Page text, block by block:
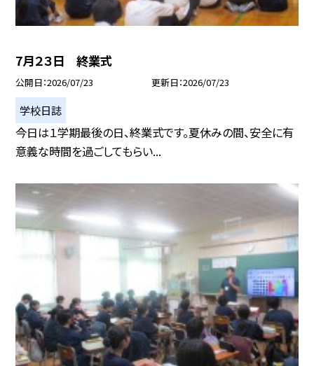
7月２３日 終業式
公開日 2026/07/23 更新日 2026/07/23
学校日誌
今日は１学期最後の日、終業式です。夏休みの間、安全に有
意義な時間を過ごしてもらい...